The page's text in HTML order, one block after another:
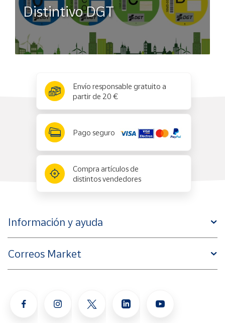
Distintivo DGT
Envío responsable gratuito a
partir de 20 €
Pago seguro
Compra artículos de
distintos vendedores
Información y ayuda
Correos Market